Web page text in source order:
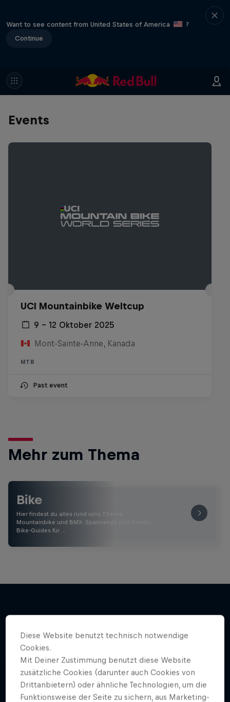
Want to see content from United States of America
?
Continue
Events
UCI Mountainbike Weltcup
9 – 12 Oktober 2025
Mont-Sainte-Anne, Kanada
MTB
Past event
Mehr zum Thema
Bike
Hier findest du alles rund ums Thema
Mountainbike und BMX: Spannende Live-Events,
Bike-Guides für …
Diese Website benutzt technisch notwendige
Cookies.
Mit Deiner Zustimmung benutzt diese Website
zusätzliche Cookies (darunter auch Cookies von
Drittanbietern) oder ähnliche Technologien, um die
Funktionsweise der Seite zu sichern, aus Marketing-